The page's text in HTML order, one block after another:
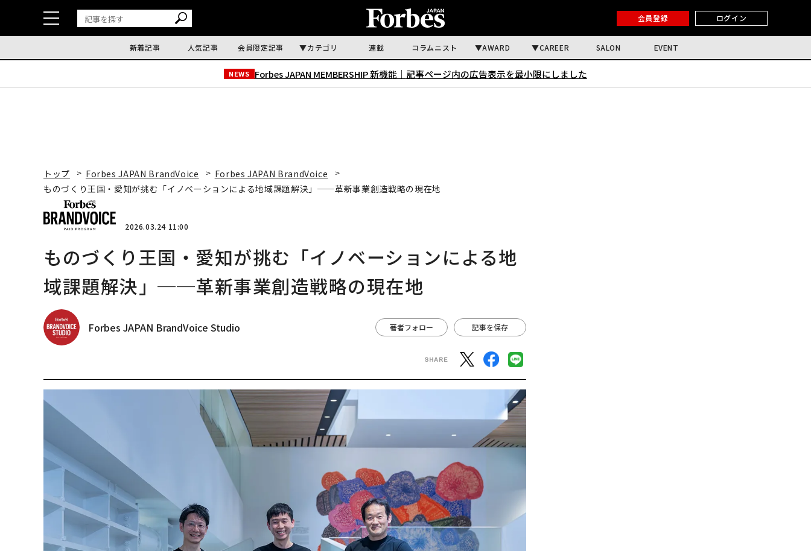
会員登録 ログイン
新着記事 人気記事 会員限定記事 カテゴリ 連載 コラムニスト AWARD CAREER SALON EVENT
NEWS Forbes JAPAN MEMBERSHIP 新機能｜ 記事ページ内の広告表示を最小限にしました
トップ Forbes JAPAN BrandVoice
Forbes JAPAN BrandVoice
ものづくり王国・愛知が挑む「イノベーションによる地域課題解決」──革新事業創造戦略の現在地
2026.03.24 11:00
ものづくり王国・愛知が挑む「イノベーションによる地
域課題解決」──革新事業創造戦略の現在地
Forbes JAPAN BrandVoice Studio 著者フォロー 記事を保存